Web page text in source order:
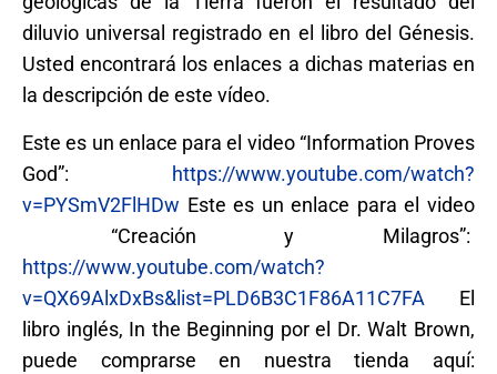
diluvio universal registrado en el libro del Génesis.
Usted encontrará los enlaces a dichas materias en
la descripción de este vídeo.
Este es un enlace para el video “Information Proves
God”: https://www.youtube.com/watch?
v=PYSmV2FlHDw Este es un enlace para el video
“Creación y Milagros”:
https://www.youtube.com/watch?
v=QX69AlxDxBs&list=PLD6B3C1F86A11C7FA El
libro inglés, In the Beginning por el Dr. Walt Brown,
puede comprarse en nuestra tienda aquí: